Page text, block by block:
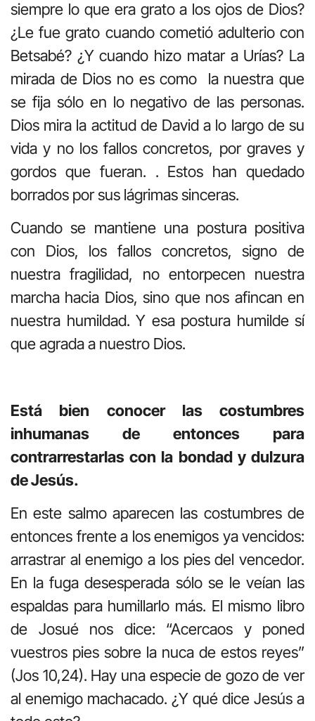
siempre lo que era grato a los ojos de Dios?
¿Le fue grato cuando cometió adulterio con
Betsabé? ¿Y cuando hizo matar a Urías? La
mirada de Dios no es como la nuestra que
se fija sólo en lo negativo de las personas.
Dios mira la actitud de David a lo largo de su
vida y no los fallos concretos, por graves y
gordos que fueran. . Estos han quedado
borrados por sus lágrimas sinceras.
Cuando se mantiene una postura positiva
con Dios, los fallos concretos, signo de
nuestra fragilidad, no entorpecen nuestra
marcha hacia Dios, sino que nos afincan en
nuestra humildad. Y esa postura humilde sí
que agrada a nuestro Dios.
Está bien conocer las costumbres
inhumanas de entonces para
contrarrestarlas con la bondad y dulzura
de Jesús.
En este salmo aparecen las costumbres de
entonces frente a los enemigos ya vencidos:
arrastrar al enemigo a los pies del vencedor.
En la fuga desesperada sólo se le veían las
espaldas para humillarlo más. El mismo libro
de Josué nos dice: “Acercaos y poned
vuestros pies sobre la nuca de estos reyes”
(Jos 10,24). Hay una especie de gozo de ver
al enemigo machacado. ¿Y qué dice Jesús a